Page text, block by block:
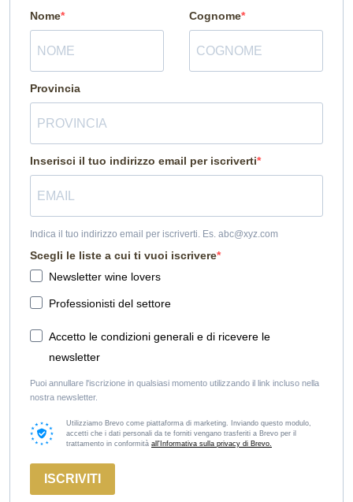
Nome Cognome
Provincia
Inserisci il tuo indirizzo email per iscriverti
Indica il tuo indirizzo email per iscriverti. Es. abc@xyz.com
Scegli le liste a cui ti vuoi iscrivere
Newsletter wine lovers
Professionisti del settore
Accetto le condizioni generali e di ricevere le
newsletter
Puoi annullare l'iscrizione in qualsiasi momento utilizzando il link incluso nella
nostra newsletter.
Utilizziamo Brevo come piattaforma di marketing. Inviando questo modulo,
accetti che i dati personali da te forniti vengano trasferiti a Brevo per il
trattamento in conformità all'Informativa sulla privacy di Brevo.
ISCRIVITI